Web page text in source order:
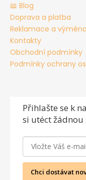
📖 Blog
Doprava a platba
Reklamace a výměna
Kontakty
Obchodní podmínky
Podmínky ochrany
Přihlašte se k
si utéct žádnou
Chci dostávat